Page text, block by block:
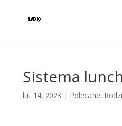
Sistema
lut 14, 2023 | Polecane,